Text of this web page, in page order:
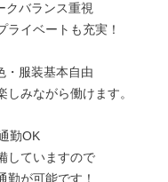
クバランス重視
ライベートも充実！
・服装基本自由
しみながら働けます。
勤OK
していますので
勤が可能です！